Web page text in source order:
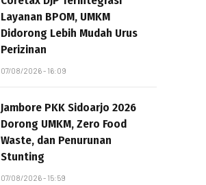
Layanan BPOM, UMKM
Didorong Lebih Mudah Urus
Perizinan
07/08/2026 - 16:09
Jambore PKK Sidoarjo 2026
Dorong UMKM, Zero Food
Waste, dan Penurunan
Stunting
07/08/2026 - 15:59